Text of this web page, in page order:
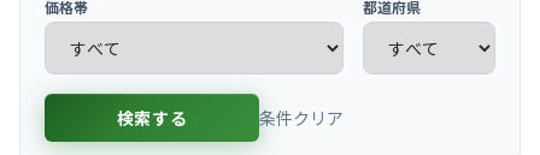
価格帯 都道府県
検索する 条件クリア